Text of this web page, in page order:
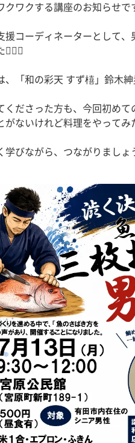
クワクする講座のお知らせで
援コーディネーターとして
、「和の彩天 すず橲」鈴木
くださった方も、今回初めて
がないけれど料理をやって
学びながら、つながりましょ